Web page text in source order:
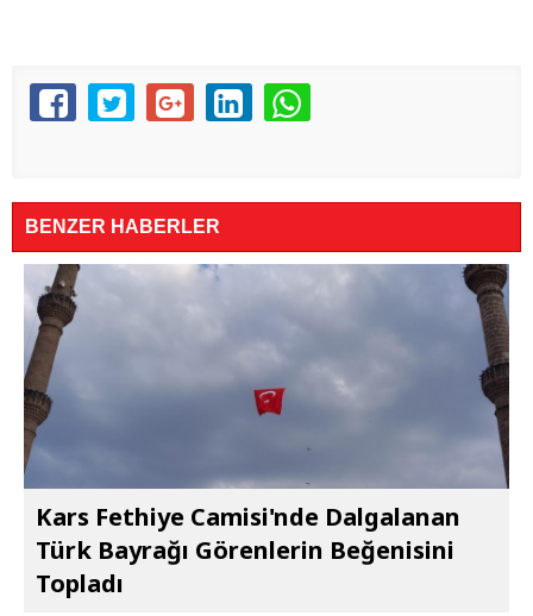
BENZER HABERLER
Kars Fethiye Camisi'nde Dalgalanan
Türk Bayrağı Görenlerin Beğenisini
Topladı